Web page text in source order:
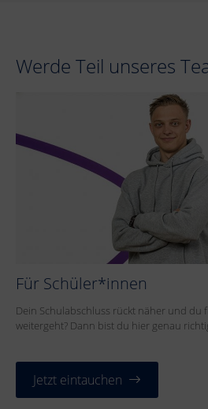
Werde Teil unseres
Für Schüler*innen
Dein Schulabschluss rückt näher und du
weitergeht? Dann bist du hier genau
Jetzt eintauchen